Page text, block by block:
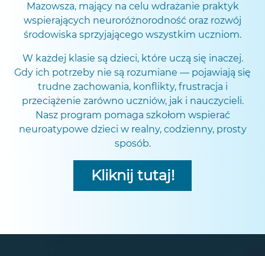
Mazowsza, mający na celu wdrażanie praktyk
wspierających neuroróżnorodność oraz rozwój
środowiska sprzyjającego wszystkim uczniom.
W każdej klasie są dzieci, które uczą się inaczej.
Gdy ich potrzeby nie są rozumiane — pojawiają się
trudne zachowania, konflikty, frustracja i
przeciążenie zarówno uczniów, jak i nauczycieli.
Nasz program pomaga szkołom wspierać
neuroatypowe dzieci w realny, codzienny, prosty
sposób.
Kliknij tutaj!